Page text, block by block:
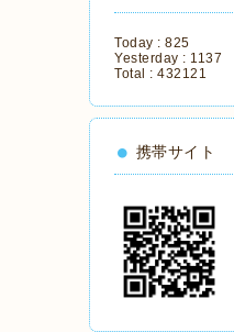
Today : 825
Yesterday : 1137
Total : 432121
携帯サイト